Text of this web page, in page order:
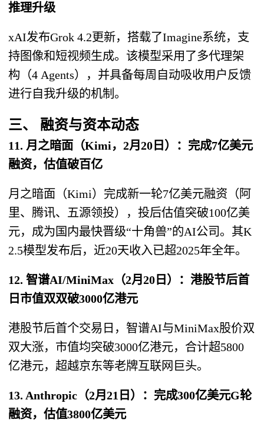
推理升级
xAI发布Grok 4.2更新，搭载了Imagine系统，支
持图像和短视频生成。该模型采用了多代理架
构（4 Agents），并具备每周自动吸收用户反馈
进行自我升级的机制。
三、 融资与资本动态
11. 月之暗面（Kimi，2月20日）：完成7亿美元
融资，估值破百亿
月之暗面（Kimi）完成新一轮7亿美元融资（阿
里、腾讯、五源领投），投后估值突破100亿美
元，成为国内最快晋级“十角兽”的AI公司。其K
2.5模型发布后，近20天收入已超2025年全年。
12. 智谱AI/MiniMax（2月20日）：港股节后首
日市值双双破3000亿港元
港股节后首个交易日，智谱AI与MiniMax股价双
双大涨，市值均突破3000亿港元，合计超5800
亿港元，超越京东等老牌互联网巨头。
13. Anthropic（2月21日）：完成300亿美元G轮
融资，估值3800亿美元